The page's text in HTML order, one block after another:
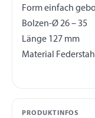
Form einfach
Bolzen-Ø 26 – 35
Länge 127 mm
PRODUKTINFOS